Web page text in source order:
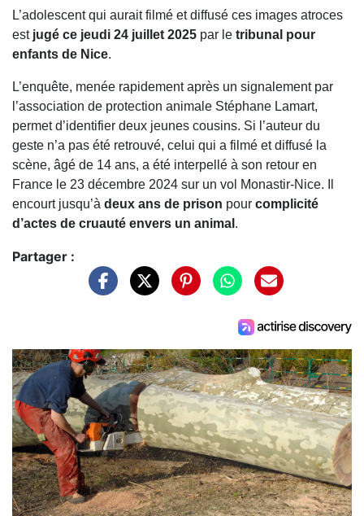
L’adolescent qui aurait filmé et diffusé ces images atroces
est jugé ce jeudi 24 juillet 2025 par le tribunal pour
enfants de Nice.
L’enquête, menée rapidement après un signalement par
l’association de protection animale Stéphane Lamart,
permet d’identifier deux jeunes cousins. Si l’auteur du
geste n’a pas été retrouvé, celui qui a filmé et diffusé la
scène, âgé de 14 ans, a été interpellé à son retour en
France le 23 décembre 2024 sur un vol Monastir-Nice. Il
encourt jusqu’à deux ans de prison pour complicité
d’actes de cruauté envers un animal .
Partager :